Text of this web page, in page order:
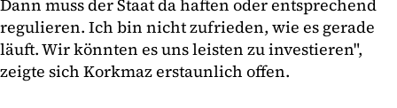
Dann muss der Staat da haften oder entsprechend
regulieren. Ich bin nicht zufrieden, wie es gerade
läuft. Wir könnten es uns leisten zu investieren",
zeigte sich Korkmaz erstaunlich offen.